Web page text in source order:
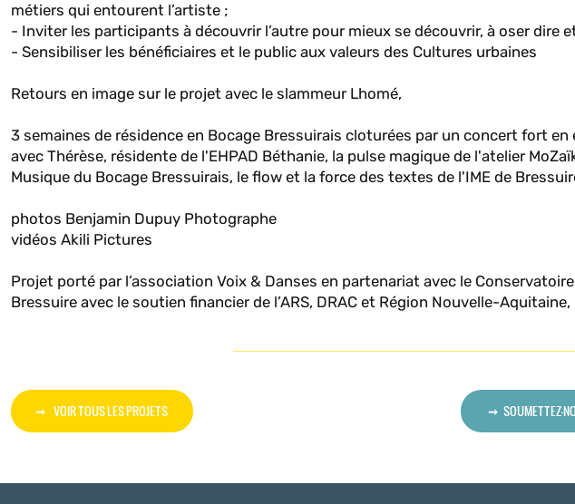
métiers qui entourent l’artiste ;
- Inviter les participants à découvrir l’autre pour mieux se découvrir, à oser dire
- Sensibiliser les bénéficiaires et le public aux valeurs des Cultures urbaines
Retours en image sur le projet avec le slammeur Lhomé,
3 semaines de résidence en Bocage Bressuirais cloturées par un concert fort
avec Thérèse, résidente de l'EHPAD Béthanie, la pulse magique de l'atelier
Musique du Bocage Bressuirais, le flow et la force des textes de l'IME de
photos Benjamin Dupuy Photographe
vidéos Akili Pictures
Projet porté par l’association Voix & Danses en partenariat avec le
Bressuire avec le soutien financier de l’ARS, DRAC et Région Nouvelle-
VOIR TOUS LES PROJETS SOUMETTEZ-